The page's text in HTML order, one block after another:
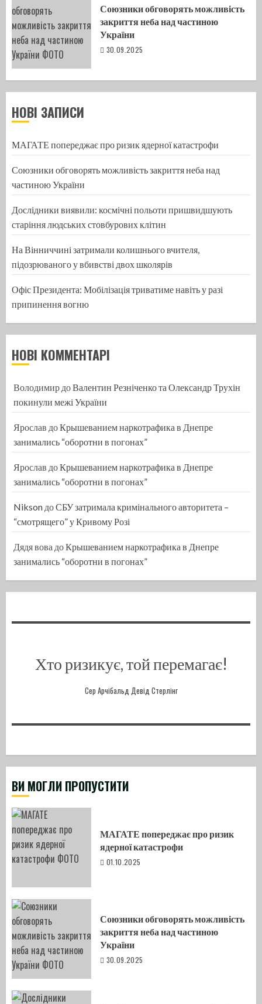
Союзники обговорять можливість
закриття неба над частиною
України
30.09.2025
НОВІ ЗАПИСИ
МАГАТЕ попереджає про ризик ядерної катастрофи
Союзники обговорять можливість закриття неба над
частиною України
Дослідники виявили: космічні польоти пришвидшують
старіння людських стовбурових клітин
На Вінниччині затримали колишнього вчителя,
підозрюваного у вбивстві двох школярів
Офіс Президента: Мобілізація триватиме навіть у разі
припинення вогню
НОВІ КОММЕНТАРІ
Володимир доВалентин Резніченко та Олександр Трухін
покинули межі України
Ярослав доКрышеванием наркотрафика в Днепре
занимались “оборотни в погонах”
Ярослав доКрышеванием наркотрафика в Днепре
занимались “оборотни в погонах”
Nikson доСБУ затримала кримінального авторитета –
“смотрящего” у Кривому Розі
Дядя вова доКрышеванием наркотрафика в Днепре
занимались “оборотни в погонах”
Хто ризикує, той перемагає!
Сер Арчібальд Девід Стерлінг
ВИ МОГЛИ ПРОПУСТИТИ
МАГАТЕ попереджає про ризик
ядерної катастрофи
01.10.2025
Союзники обговорять можливість
закриття неба над частиною
України
30.09.2025